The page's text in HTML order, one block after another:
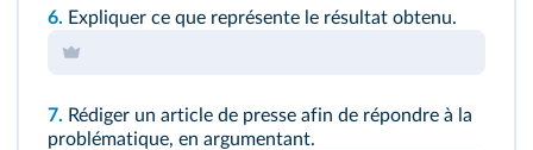
6. Expliquer ce que représente le résultat obtenu.
7. Rédiger un article de presse afin de répondre à la
problématique, en argumentant.